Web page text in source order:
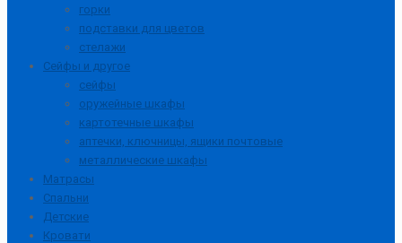
горки
подставки для цветов
стелажи
Сейфы и другое
сейфы
оружейные шкафы
картотечные шкафы
аптечки, ключницы, ящики почтовые
металлические шкафы
Матрасы
Спальни
Детские
Кровати